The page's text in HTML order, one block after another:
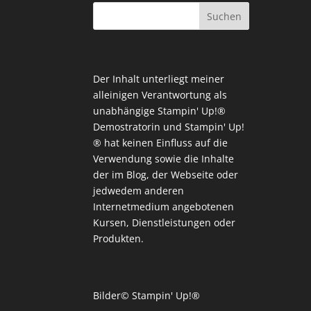
Der Inhalt unterliegt meiner
alleinigen Verantwortung als
unabhängige Stampin' Up!®
Demostratorin und Stampin' Up!
® hat keinen Einfluss auf die
Verwendung sowie die Inhalte
der im Blog, der Webseite oder
jedwedem anderen
Internetmedium angebotenen
Kursen, Dienstleistungen oder
Produkten.
Bilder© Stampin' Up!®